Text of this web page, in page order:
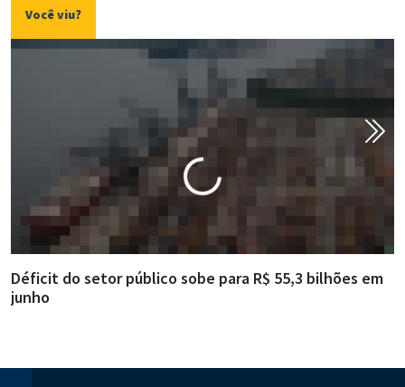
Você viu?
Déficit do setor público sobe para R$ 55,3 bilhões em
junho